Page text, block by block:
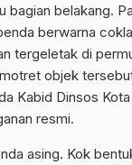
bagian belakang.
berwarna
tergeletak di
objek
Kabid Dinsos
resmi.
asing. Kok